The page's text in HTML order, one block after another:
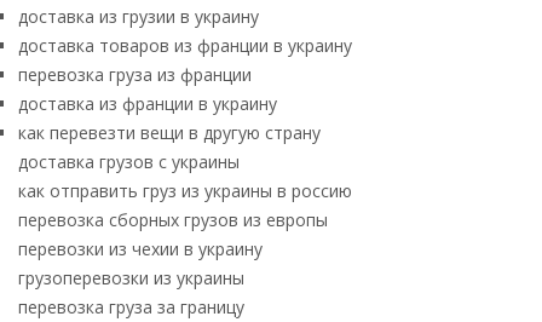
доставка из грузии в украину
доставка товаров из франции в украину
перевозка груза из франции
доставка из франции в украину
как перевезти вещи в другую страну
доставка грузов с украины
как отправить груз из украины в россию
перевозка сборных грузов из европы
перевозки из чехии в украину
грузоперевозки из украины
перевозка груза за границу